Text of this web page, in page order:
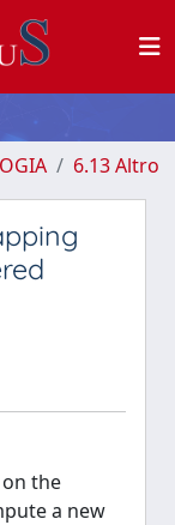
6.13 Altro
the
a new